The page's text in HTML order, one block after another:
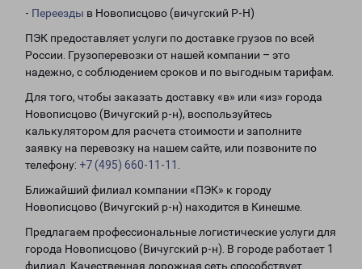
- Переезды в Новописцово (вичугский Р-Н)
ПЭК предоставляет услуги по доставке грузов по всей
России. Грузоперевозки от нашей компании – это
надежно, с соблюдением сроков и по выгодным тарифам.
Для того, чтобы заказать доставку «в» или «из» города
Новописцово (Вичугский р-н), воспользуйтесь
калькулятором для расчета стоимости и заполните
заявку на перевозку на нашем сайте, или позвоните по
телефону: +7 (495) 660-11-11
Ближайший филиал компании «ПЭК» к городу
Новописцово (Вичугский р-н) находится в Кинешме.
Предлагаем профессиональные логистические услуги для
города Новописцово (Вичугский р-н). В городе работает 1
филиал. Качественная дорожная сеть способствует